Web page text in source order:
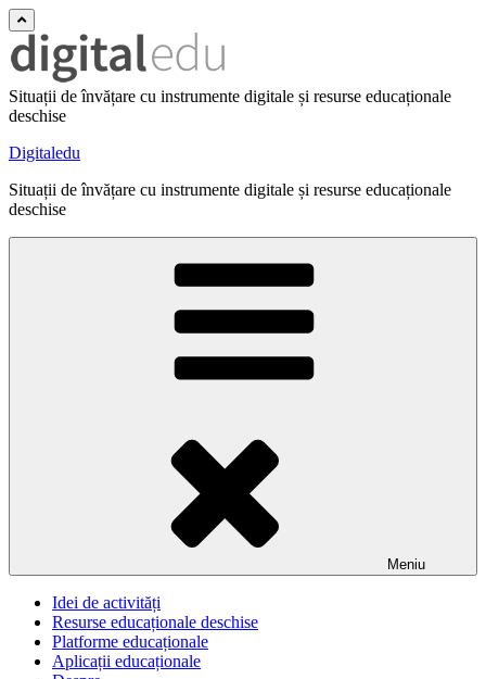
Situații de învățare cu instrumente digitale și resurse educaționale
deschise
Digitaledu
Situații de învățare cu instrumente digitale și resurse educaționale
deschise
Meniu
Idei de activități
Resurse educaționale deschise
Platforme educaționale
Aplicații educaționale